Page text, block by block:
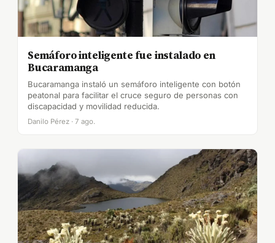
Semáforo inteligente fue instalado en
Bucaramanga
Bucaramanga instaló un semáforo inteligente con botón
peatonal para facilitar el cruce seguro de personas con
discapacidad y movilidad reducida.
Danilo Pérez · 7 ago.